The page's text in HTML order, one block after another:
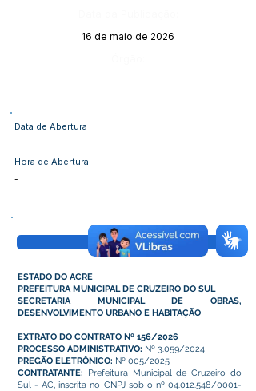
16 de maio de 2026
Data de Abertura
-
Hora de Abertura
-
Visualizar
ESTADO DO ACRE
PREFEITURA MUNICIPAL DE CRUZEIRO DO SUL
SECRETARIA MUNICIPAL DE OBRAS,
DESENVOLVIMENTO URBANO E HABITAÇÃO
EXTRATO DO CONTRATO Nº 156/2026
PROCESSO ADMINISTRATIVO: Nº 3.059/2024
PREGÃO ELETRÔNICO: Nº 005/2025
CONTRATANTE: Prefeitura Municipal de Cruzeiro do
Sul - AC, inscrita no CNPJ sob o nº 04.012.548/0001-